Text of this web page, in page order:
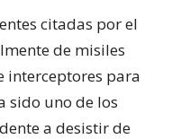
citadas por el
de misiles
interceptores para
sido uno de los
a desistir de